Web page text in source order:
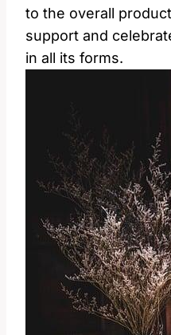
to the overall
support and
in all its forms.